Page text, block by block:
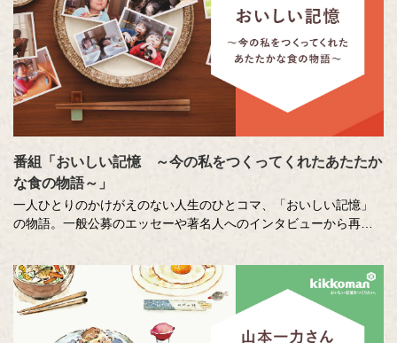
番組「おいしい記憶 ～今の私をつくってくれたあたたか
な食の物語～」
一人ひとりのかけがえのない人生のひとコマ、「おいしい記憶」
の物語。一般公募のエッセーや著名人へのインタビューから再現
番組内で好評をいただいた、以下のコンテンツもこちらでご覧い
ただけます。
⚫︎「伝えたい和食の技法」